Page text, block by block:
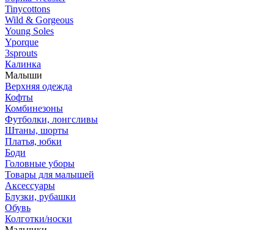
Tinycottons
Wild & Gorgeous
Young Soles
Yporque
3sprouts
Калинка
Малыши
Верхняя одежда
Кофты
Комбинезоны
Футболки, лонгсливы
Штаны, шорты
Платья, юбки
Боди
Головные уборы
Товары для малышей
Аксессуары
Блузки, рубашки
Обувь
Колготки/носки